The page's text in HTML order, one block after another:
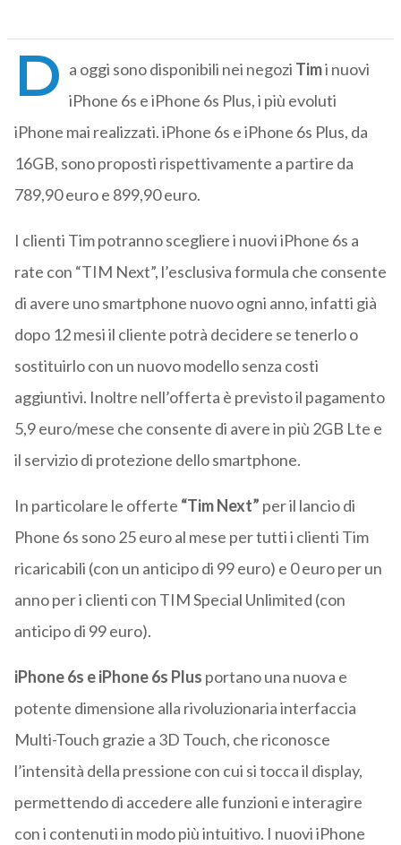
D a oggi sono disponibili nei negozi Timi nuovi
iPhone 6s e iPhone 6s Plus, i più evoluti
iPhone mai realizzati. iPhone 6s e iPhone 6s Plus, da
16GB, sono proposti rispettivamente a partire da
789,90 euro e 899,90 euro.
I clienti Tim potranno scegliere i nuovi iPhone 6s a
rate con “TIM Next”, l’esclusiva formula che consente
di avere uno smartphone nuovo ogni anno, infatti già
dopo 12 mesi il cliente potrà decidere se tenerlo o
sostituirlo con un nuovo modello senza costi
aggiuntivi. Inoltre nell’offerta è previsto il pagamento
5,9 euro/mese che consente di avere in più 2GB Lte e
il servizio di protezione dello smartphone.
In particolare le offerte “Tim Next” per il lancio di
Phone 6s sono 25 euro al mese per tutti i clienti Tim
ricaricabili (con un anticipo di 99 euro) e 0 euro per un
anno per i clienti con TIM Special Unlimited (con
anticipo di 99 euro).
iPhone 6s e iPhone 6s Plus portano una nuova e
potente dimensione alla rivoluzionaria interfaccia
Multi-Touch grazie a 3D Touch, che riconosce
l’intensità della pressione con cui si tocca il display,
permettendo di accedere alle funzioni e interagire
con i contenuti in modo più intuitivo. I nuovi iPhone